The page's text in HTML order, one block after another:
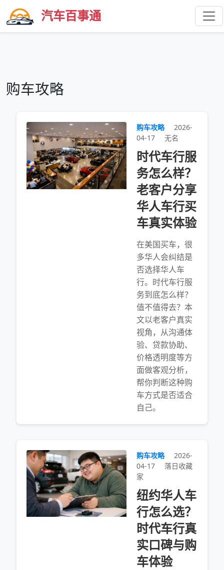
汽车百事通
购车攻略
购车攻略
2026-
04-17
无名
时代车行服
务怎么样？
老客户分享
华人车行买
车真实体验
在美国买车，很
多华人会纠结是
否选择华人车
行。时代车行服
务到底怎么样？
值不值得去？本
文以老客户真实
视角，从沟通体
验、贷款协助、
价格透明度等方
面做客观分析，
帮你判断这种购
车方式是否适合
自己。
购车攻略
2026-
04-17
落日收藏
家
纽约华人车
行怎么选？
时代车行真
实口碑与购
车体验